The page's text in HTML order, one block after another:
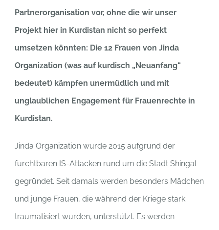
Partnerorganisation vor, ohne die wir unser
Projekt hier in Kurdistan nicht so perfekt
umsetzen könnten: Die 12 Frauen von Jinda
Organization (was auf kurdisch „Neuanfang“
bedeutet) kämpfen unermüdlich und mit
unglaublichen Engagement für Frauenrechte in
Kurdistan.
Jinda Organization wurde 2015 aufgrund der
furchtbaren IS-Attacken rund um die Stadt Shingal
gegründet. Seit damals werden besonders Mädchen
und junge Frauen, die während der Kriege stark
traumatisiert wurden, unterstützt. Es werden